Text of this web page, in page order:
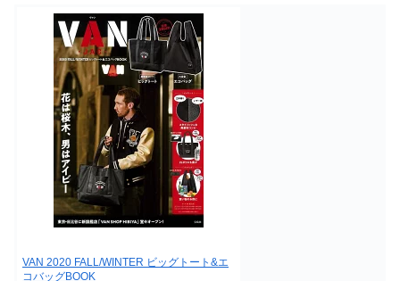
VAN 2020 FALL/WINTER ビッグトート&エ
コバッグBOOK